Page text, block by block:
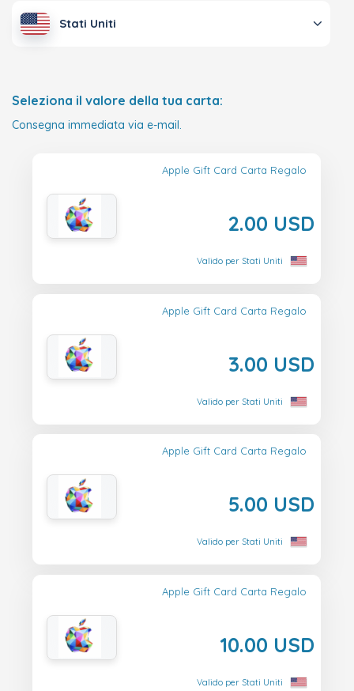
Stati Uniti
Seleziona il valore della tua carta:
Consegna immediata via e-mail.
Apple Gift Card Carta Regalo
2.00 USD
Valido per Stati Uniti
Apple Gift Card Carta Regalo
3.00 USD
Valido per Stati Uniti
Apple Gift Card Carta Regalo
5.00 USD
Valido per Stati Uniti
Apple Gift Card Carta Regalo
10.00 USD
Valido per Stati Uniti